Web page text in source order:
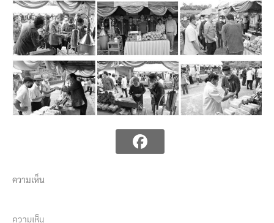
ความเห็น
ความเห็น